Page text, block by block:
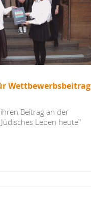
Wettbewerbsbeitrag
Beitrag an der
Leben heute"